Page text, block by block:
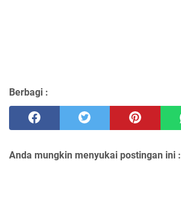
Berbagi :
Anda mungkin menyukai postingan ini :